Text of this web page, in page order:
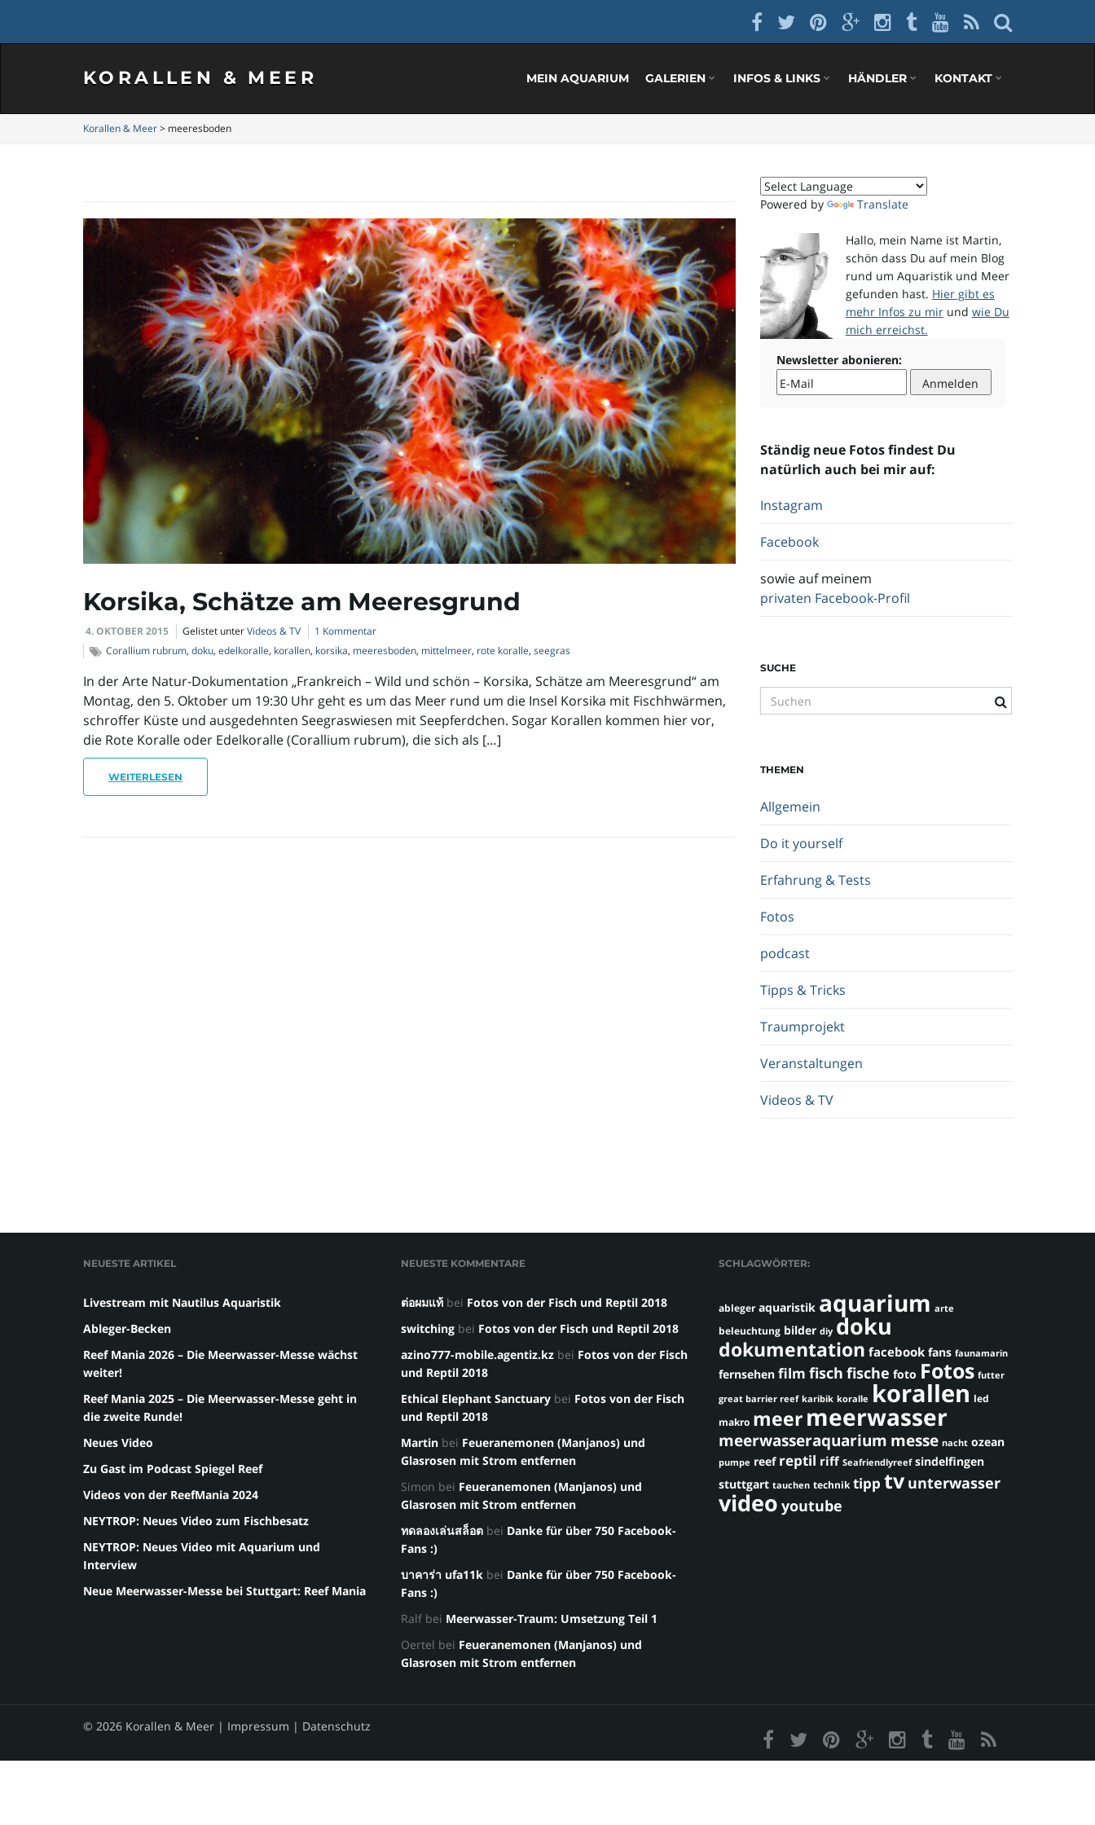
KORALLEN & MEER MEIN AQUARIUM GALERIEN INFOS & LINKS HÄNDLER KONTAKT
Korallen & Meer> meeresboden
Korsika, Schätze am Meeresgrund
4. OKTOBER 2015 Gelistet unterVideos & TV
1 Kommentar
Corallium rubrum, doku, edelkoralle, korallen, korsika, meeresboden, mittelmeer, rote koralle, seegras
In der Arte Natur-Dokumentation „Frankreich – Wild und schön – Korsika, Schätze am Meeresgrund“ am
Montag, den 5. Oktober um 19:30 Uhr geht es um das Meer rund um die Insel Korsika mit Fischhwärmen,
schroffer Küste und ausgedehnten Seegraswiesen mit Seepferdchen. Sogar Korallen kommen hier vor,
die Rote Koralle oder Edelkoralle (Corallium rubrum), die sich als […]
WEITERLESEN
Powered by Translate
Hallo, mein Name ist Martin,
schön dass Du auf mein Blog
rund um Aquaristik und Meer
gefunden hast. Hier gibt es
mehr Infos zu mirund wie Du
mich erreichst.
Newsletter abonieren:
Ständig neue Fotos findest Du
natürlich auch bei mir auf:
Instagram
Facebook
sowie auf meinem
privaten Facebook-Profil
SUCHE
u
b
g
i
f
.
.
.
THEMEN
Allgemein
Do it yourself
Erfahrung & Tests
Fotos
podcast
Tipps & Tricks
Traumprojekt
Veranstaltungen
Videos & TV
NEUESTE ARTIKEL
Livestream mit Nautilus Aquaristik
Ableger-Becken
Reef Mania 2026 – Die Meerwasser-Messe wächst
weiter!
Reef Mania 2025 – Die Meerwasser-Messe geht in
die zweite Runde!
Neues Video
Zu Gast im Podcast Spiegel Reef
Videos von der ReefMania 2024
NEYTROP: Neues Video zum Fischbesatz
NEYTROP: Neues Video mit Aquarium und
Interview
Neue Meerwasser-Messe bei Stuttgart: Reef Mania
NEUESTE KOMMENTARE
ต่อผมแท้ bei Fotos von der Fisch und Reptil 2018
switching bei Fotos von der Fisch und Reptil 2018
azino777-mobile.agentiz.kz bei Fotos von der Fisch
und Reptil 2018
Ethical Elephant Sanctuary bei Fotos von der Fisch
und Reptil 2018
Martin bei Feueranemonen (Manjanos) und
Glasrosen mit Strom entfernen
Simon bei Feueranemonen (Manjanos) und
Glasrosen mit Strom entfernen
ทดลองเล่นสล็อต bei Danke für über 750 Facebook-
Fans :)
บาคาร่า ufa11k bei Danke für über 750 Facebook-
Fans :)
Ralf bei Meerwasser-Traum: Umsetzung Teil 1
Oertel bei Feueranemonen (Manjanos) und
Glasrosen mit Strom entfernen
SCHLAGWÖRTER:
ableger aquaristik aquarium arte
beleuchtung bilder diy doku
dokumentation facebook fans faunamarin
fernsehen film fisch fische foto Fotos futter
great barrier reef karibik koralle korallen led
makro meermeerwasser
meerwasseraquarium messe nacht ozean
pumpe reef reptil riff Seafriendlyreef sindelfingen
stuttgart tauchen technik tipp tv unterwasser
video youtube
© 2026 Korallen & Meer | Impressum | Datenschutz